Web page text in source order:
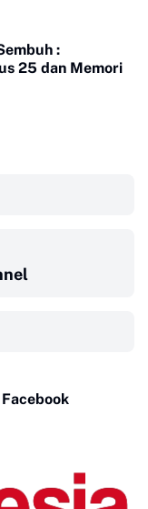
:
25 dan Memori
Facebook